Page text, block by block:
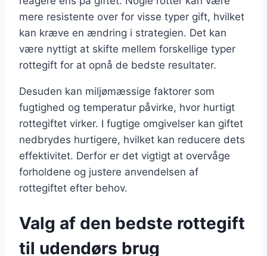
mere resistente over for visse typer gift, hvilket
kan kræve en ændring i strategien. Det kan
være nyttigt at skifte mellem forskellige typer
rottegift for at opnå de bedste resultater.
Desuden kan miljømæssige faktorer som
fugtighed og temperatur påvirke, hvor hurtigt
rottegiftet virker. I fugtige omgivelser kan giftet
nedbrydes hurtigere, hvilket kan reducere dets
effektivitet. Derfor er det vigtigt at overvåge
forholdene og justere anvendelsen af
rottegiftet efter behov.
Valg af den bedste rottegift
til udendørs brug